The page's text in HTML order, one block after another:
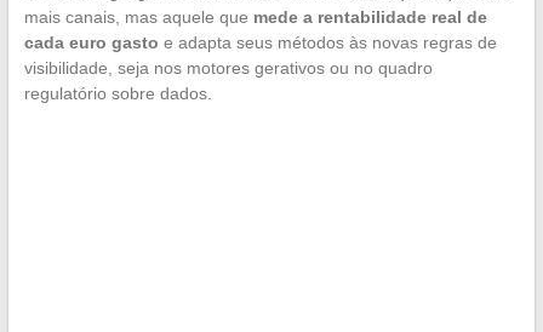
mais canais, mas aquele que mede a rentabilidade real de
cada euro gasto e adapta seus métodos às novas regras de
visibilidade, seja nos motores gerativos ou no quadro
regulatório sobre dados.